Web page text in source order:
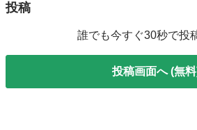
投稿
誰でも今すぐ30秒で投
投稿画面へ (無